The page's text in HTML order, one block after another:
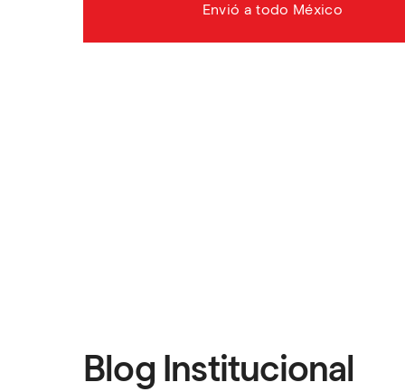
Envió a todo México
Blog Institucional